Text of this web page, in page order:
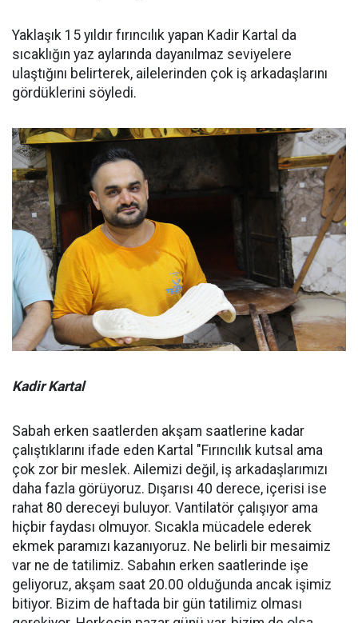
Yaklaşık 15 yıldır fırıncılık yapan Kadir Kartal da
sıcaklığın yaz aylarında dayanılmaz seviyelere
ulaştığını belirterek, ailelerinden çok iş arkadaşlarını
gördüklerini söyledi.
Kadir Kartal
Sabah erken saatlerden akşam saatlerine kadar
çalıştıklarını ifade eden Kartal "Fırıncılık kutsal ama
çok zor bir meslek. Ailemizi değil, iş arkadaşlarımızı
daha fazla görüyoruz. Dışarısı 40 derece, içerisi ise
rahat 80 dereceyi buluyor. Vantilatör çalışıyor ama
hiçbir faydası olmuyor. Sıcakla mücadele ederek
ekmek paramızı kazanıyoruz. Ne belirli bir mesaimiz
var ne de tatilimiz. Sabahın erken saatlerinde işe
geliyoruz, akşam saat 20.00 olduğunda ancak işimiz
bitiyor. Bizim de haftada bir gün tatilimiz olması